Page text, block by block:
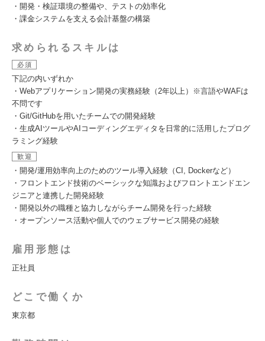
・開発・検証環境の整備や、テストの効率化
・課金システムを支える会計基盤の構築
求められるスキルは
必須
下記の内いずれか
・Webアプリケーション開発の実務経験（2年以上）※言語やWAFは
不問です
・Git/GitHubを用いたチームでの開発経験
・生成AIツールやAIコーディングエディタを日常的に活用したプログ
ラミング経験
歓迎
・開発/運用効率向上のためのツール導入経験（CI, Dockerなど）
・フロントエンド技術のベーシックな知識およびフロントエンドエン
ジニアと連携した開発経験
・開発以外の職種と協力しながらチーム開発を行った経験
・オープンソース活動や個人でのウェブサービス開発の経験
雇用形態は
正社員
どこで働くか
東京都